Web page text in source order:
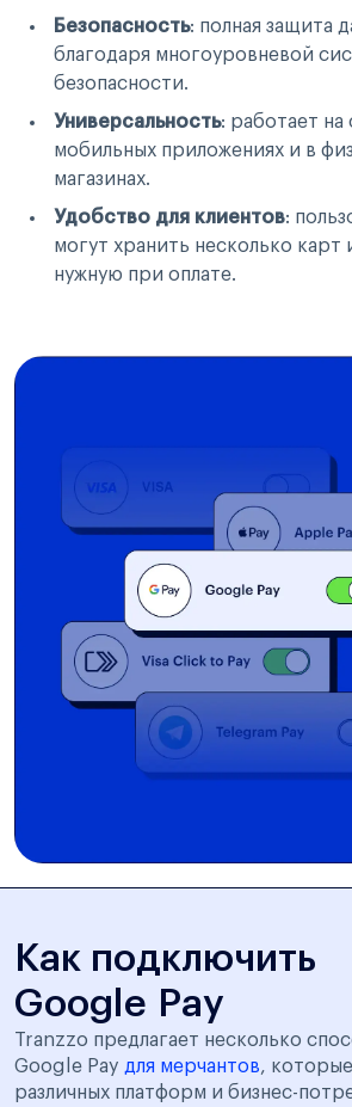
Безопасность: полная защита
благодаря многоуровневой
безопасности.
Универсальность: работает на
мобильных приложениях и в
магазинах.
Удобство для клиентов:
могут хранить несколько карт
нужную при оплате.
Как подключить
Google Pay
Tranzzo предлагает несколько
Google Pay для мерчантов,
различных платформ и бизнес-